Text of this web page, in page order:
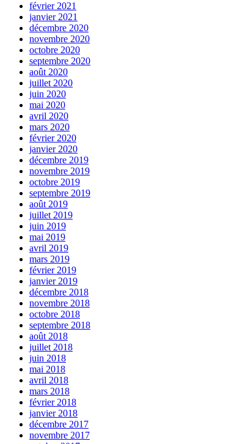
février 2021
janvier 2021
décembre 2020
novembre 2020
octobre 2020
septembre 2020
août 2020
juillet 2020
juin 2020
mai 2020
avril 2020
mars 2020
février 2020
janvier 2020
décembre 2019
novembre 2019
octobre 2019
septembre 2019
août 2019
juillet 2019
juin 2019
mai 2019
avril 2019
mars 2019
février 2019
janvier 2019
décembre 2018
novembre 2018
octobre 2018
septembre 2018
août 2018
juillet 2018
juin 2018
mai 2018
avril 2018
mars 2018
février 2018
janvier 2018
décembre 2017
novembre 2017